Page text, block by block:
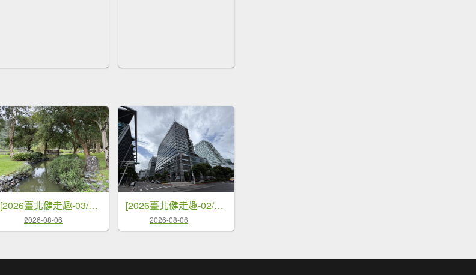
[2026臺北健走趣-03/50] 2026_0710_大湖公園(防災公園)
2026-08-06
[2026臺北健走趣-02/50] 2026_0710_中國信託金融園區
2026-08-06